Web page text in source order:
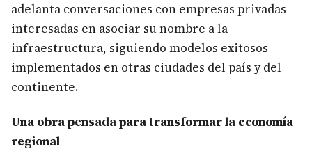
adelanta conversaciones con empresas privadas
interesadas en asociar su nombre a la
infraestructura, siguiendo modelos exitosos
implementados en otras ciudades del país y del
continente.
Una obra pensada para transformar la economía
regional